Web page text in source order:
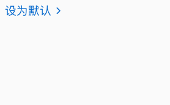
设为默认